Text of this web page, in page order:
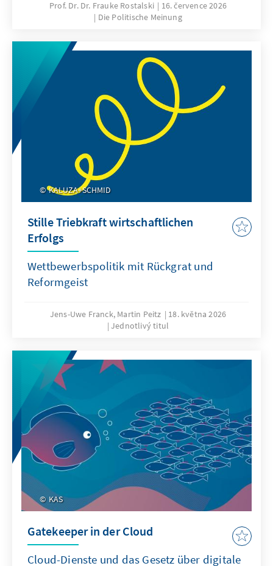
Prof. Dr. Dr. Frauke Rostalski
16. července 2026
Die Politische Meinung
KALUZA+SCHMID
Stille Triebkraft wirtschaftlichen
Erfolgs
Wettbewerbspolitik mit Rückgrat und
Reformgeist
Jens-Uwe Franck, Martin Peitz
18. května 2026
Jednotlivý titul
KAS
Gatekeeper in der Cloud
Cloud-Dienste und das Gesetz über digitale